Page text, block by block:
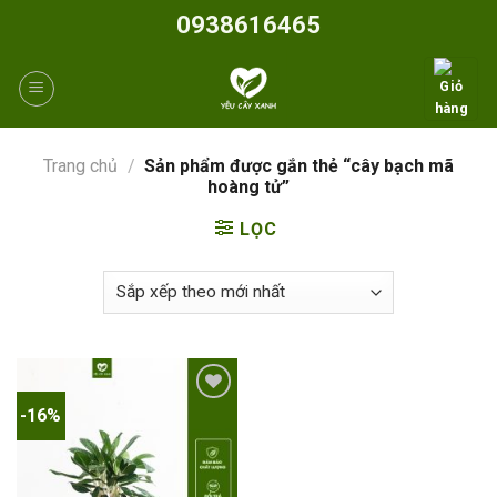
content
0938616465
Trang chủ / Sản phẩm được gắn thẻ “cây bạch mã
hoàng tử”
LỌC
-16%
Add to
wishlist